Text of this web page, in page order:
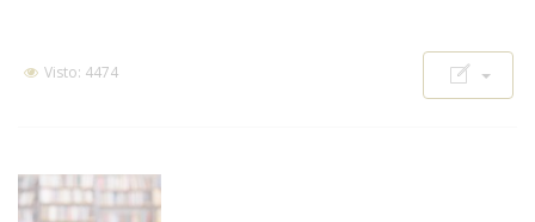
Visto: 4474